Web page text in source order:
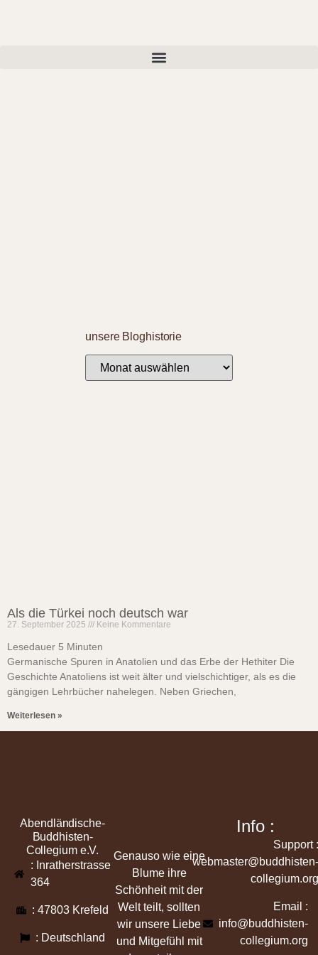
unsere Bloghistorie
Als die Türkei noch deutsch war
27. September 2025 Keine Kommentare
Lesedauer 5 Minuten
Germanische Spuren in Anatolien und das Erbe der Hethiter Die
Geschichte Anatoliens ist weit älter und vielschichtiger, als es die
gängigen Lehrbücher nahelegen. Neben Griechen,
Weiterlesen »
Abendländische-
Buddhisten-
Collegium e.V.
: Inratherstrasse
364
: 47803 Krefeld
: Deutschland
Genauso wie eine
Blume ihre
Schönheit mit der
Welt teilt, sollten
wir unsere Liebe
und Mitgefühl mit
Info :
Support :
webmaster@buddhisten-
collegium.org
Email :
info@buddhisten-
collegium.org